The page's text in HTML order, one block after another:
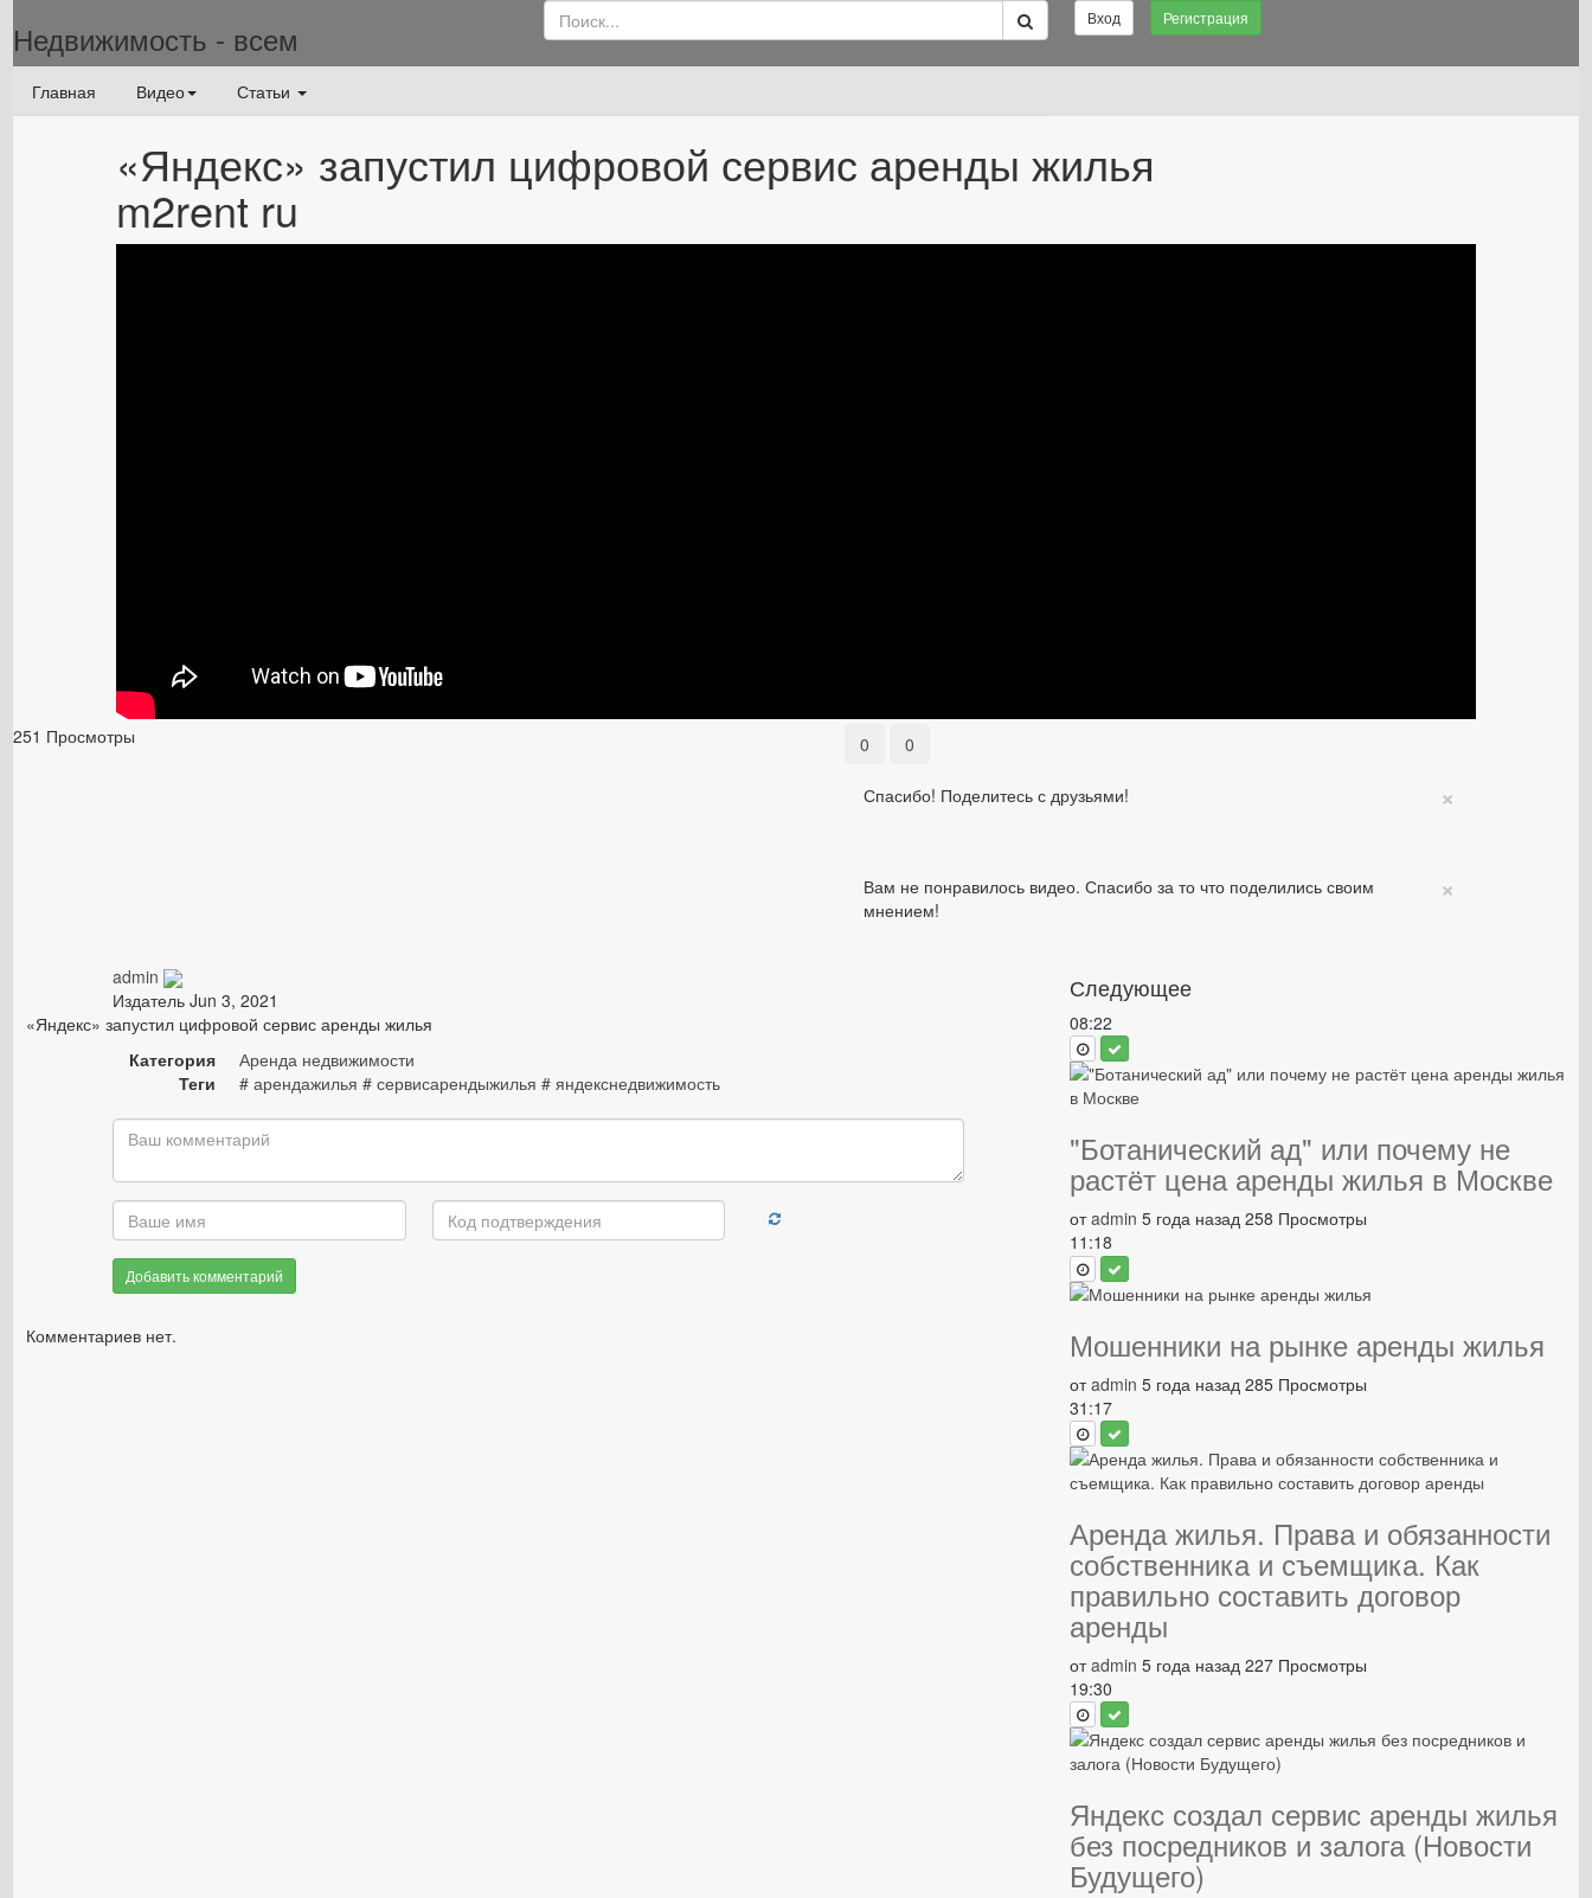
Недвижимость - всем
Вход Регистрация
Главная Видео Статьи
«Яндекс» запустил цифровой сервис аренды жилья
m2rent ru
251 Просмотры 0 0
×
Спасибо! Поделитесь с друзьями!
×
Вам не понравилось видео. Спасибо за то что поделились своим
мнением!
admin
ИздательJun 3, 2021
«Яндекс» запустил цифровой сервис аренды жилья
Категория
Аренда недвижимости
Теги
# арендажилья # сервисарендыжилья # яндекснедвижимость
Добавить комментарий
Комментариев нет.
Следующее
08:22
"Ботанический ад" или почему не
растёт цена аренды жилья в Москве
отadmin 5 года назад 258 Просмотры
11:18
Мошенники на рынке аренды жилья
отadmin 5 года назад 285 Просмотры
31:17
Аренда жилья. Права и обязанности
собственника и съемщика. Как
правильно составить договор
аренды
отadmin 5 года назад 227 Просмотры
19:30
Яндекс создал сервис аренды жилья
без посредников и залога (Новости
Будущего)